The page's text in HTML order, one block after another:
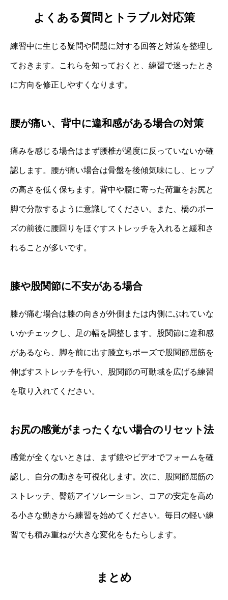
よくある質問とトラブル対応策
練習中に生じる疑問や問題に対する回答と対策を整理し
ておきます。これらを知っておくと、練習で迷ったとき
に方向を修正しやすくなります。
腰が痛い、背中に違和感がある場合の対策
痛みを感じる場合はまず腰椎が過度に反っていないか確
認します。腰が痛い場合は骨盤を後傾気味にし、ヒップ
の高さを低く保ちます。背中や腰に寄った荷重をお尻と
脚で分散するように意識してください。また、橋のポー
ズの前後に腰回りをほぐすストレッチを入れると緩和さ
れることが多いです。
膝や股関節に不安がある場合
膝が痛む場合は膝の向きが外側または内側にぶれていな
いかチェックし、足の幅を調整します。股関節に違和感
があるなら、脚を前に出す膝立ちポーズで股関節屈筋を
伸ばすストレッチを行い、股関節の可動域を広げる練習
を取り入れてください。
お尻の感覚がまったくない場合のリセット法
感覚が全くないときは、まず鏡やビデオでフォームを確
認し、自分の動きを可視化します。次に、股関節屈筋の
ストレッチ、臀筋アイソレーション、コアの安定を高め
る小さな動きから練習を始めてください。毎日の軽い練
習でも積み重ねが大きな変化をもたらします。
まとめ